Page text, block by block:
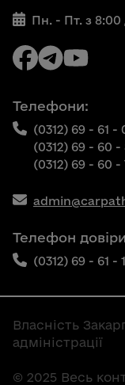
Пн. - Пт. з 8:00
Телефони:
(0312) 69 - 61 -
(0312) 69 - 60 -
(0312) 69 - 60
Телефон
(0312) 69 - 61 -
Власність
адміністрації
© 2025 Весь